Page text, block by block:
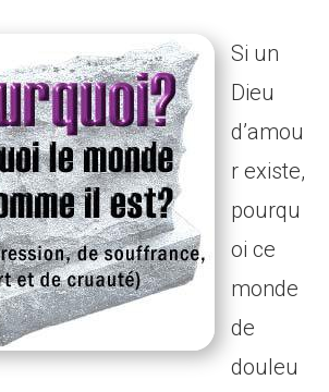
Si un
Dieu
d’amou
r existe,
pourqu
oi ce
monde
de
douleu